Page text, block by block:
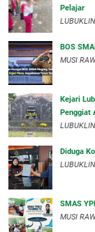
Pelajar
BOS
MUSI
Kejari
Penggiat
Diduga
SMAS
MUSI